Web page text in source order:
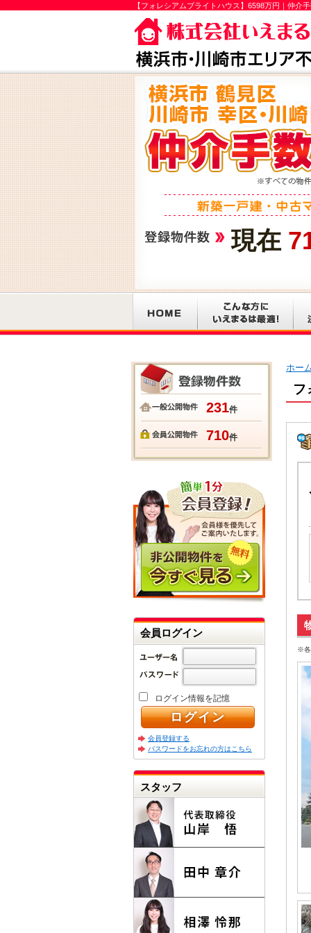
【フォレシアムブライトハウス】6598万円｜仲介
現在
ホー
フ
※各
231件
710件
会員ログイン
ログイン情報を記憶
会員登録する
パスワードをお忘れの方はこちら
スタッフ